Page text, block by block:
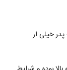
خیلی از